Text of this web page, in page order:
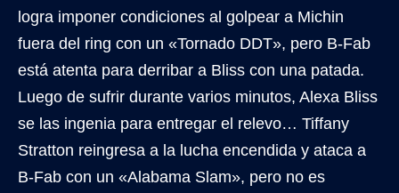
logra imponer condiciones al golpear a Michin
fuera del ring con un «Tornado DDT», pero B-Fab
está atenta para derribar a Bliss con una patada.
Luego de sufrir durante varios minutos, Alexa Bliss
se las ingenia para entregar el relevo… Tiffany
Stratton reingresa a la lucha encendida y ataca a
B-Fab con un «Alabama Slam», pero no es